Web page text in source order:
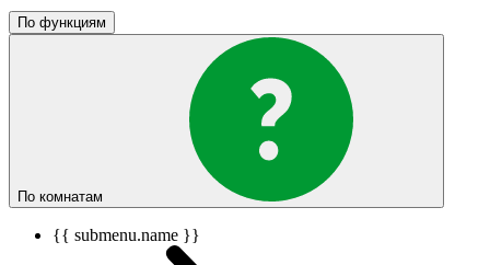
По функциям
По комнатам
{{ submenu.name }}